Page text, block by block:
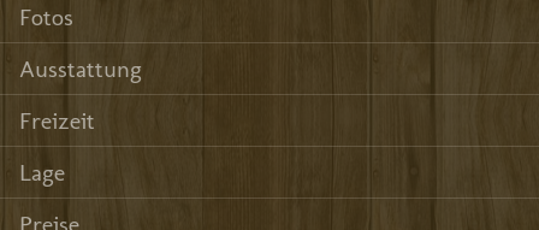
Fotos
Ausstattung
Freizeit
Lage
Preise